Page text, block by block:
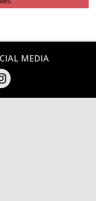
MEDIA